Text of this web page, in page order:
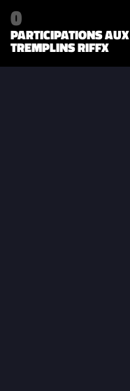
0
PARTICIPATIONS AUX
TREMPLINS RIFFX